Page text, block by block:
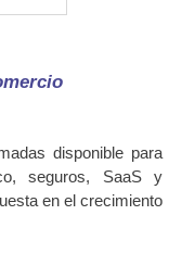
disponible para
seguros, SaaS y
en el crecimiento